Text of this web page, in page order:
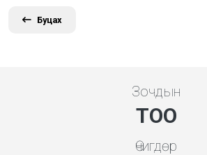
Буцах
Зочдын
ТОО
Өчигдөр